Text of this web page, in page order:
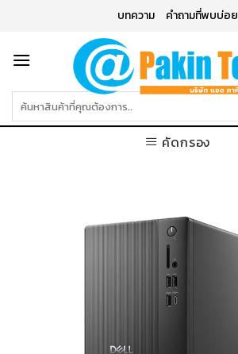
บทความ คำถามที่พบบ่อย
คัดกรอง